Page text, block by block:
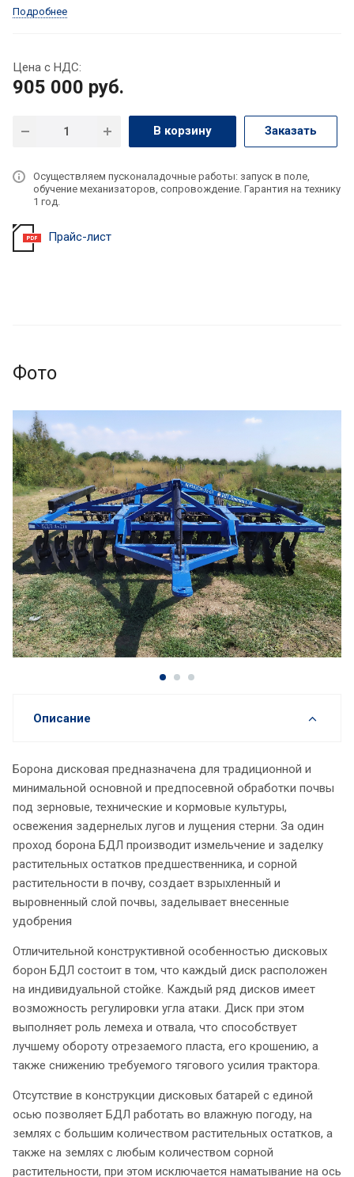
Подробнее
Цена с НДС:
905 000 руб.
В корзину Заказать
Осуществляем пусконаладочные работы: запуск в поле,
обучение механизаторов, сопровождение. Гарантия на технику
1 год.
Прайс-лист
Фото
Описание
Борона дисковая предназначена для традиционной и
минимальной основной и предпосевной обработки почвы
под зерновые, технические и кормовые культуры,
освежения задернелых лугов и лущения стерни. За один
проход борона БДЛ производит измельчение и заделку
растительных остатков предшественника, и сорной
растительности в почву, создает взрыхленный и
выровненный слой почвы, заделывает внесенные
удобрения
Отличительной конструктивной особенностью дисковых
борон БДЛ состоит в том, что каждый диск расположен
на индивидуальной стойке. Каждый ряд дисков имеет
возможность регулировки угла атаки. Диск при этом
выполняет роль лемеха и отвала, что способствует
лучшему обороту отрезаемого пласта, его крошению, а
также снижению требуемого тягового усилия трактора.
Отсутствие в конструкции дисковых батарей с единой
осью позволяет БДЛ работать во влажную погоду, на
землях с большим количеством растительных остатков, а
также на землях с любым количеством сорной
растительности, при этом исключается наматывание на ось